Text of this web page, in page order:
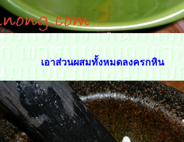
เอาส่วนผสมทั้งหมดลงครกหิน